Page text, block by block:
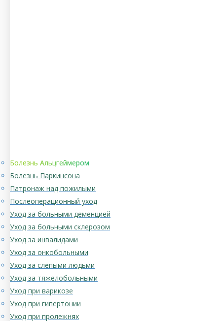
Болезнь Альцгеймером
Болезнь Паркинсона
Патронаж над пожилыми
Послеоперационный уход
Уход за больными деменцией
Уход за больными склерозом
Уход за инвалидами
Уход за онкобольными
Уход за слепыми людьми
Уход за тяжелобольными
Уход при варикозе
Уход при гипертонии
Уход при пролежнях